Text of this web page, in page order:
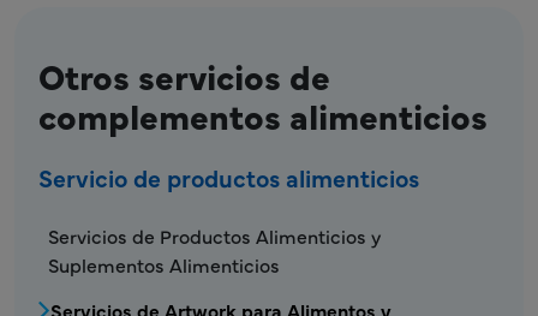
Otros servicios de
complementos alimenticios
Servicio de productos alimenticios
FDS - Menú de Servicio de Productos
Servicios de Productos Alimenticios y
Suplementos Alimenticios
Servicios de Artwork para Alimentos y